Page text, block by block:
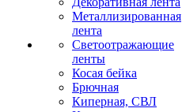
Металлизированная
лента
Светоотражающие
ленты
Косая бейка
Брючная
Киперная, СВЛ